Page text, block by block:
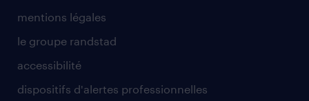
mentions légales
le groupe randstad
accessibilité
dispositifs d'alertes professionnelles